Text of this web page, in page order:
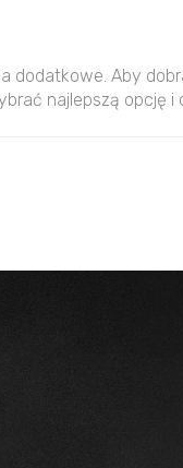
dodatkowe. Aby
najlepszą opcję